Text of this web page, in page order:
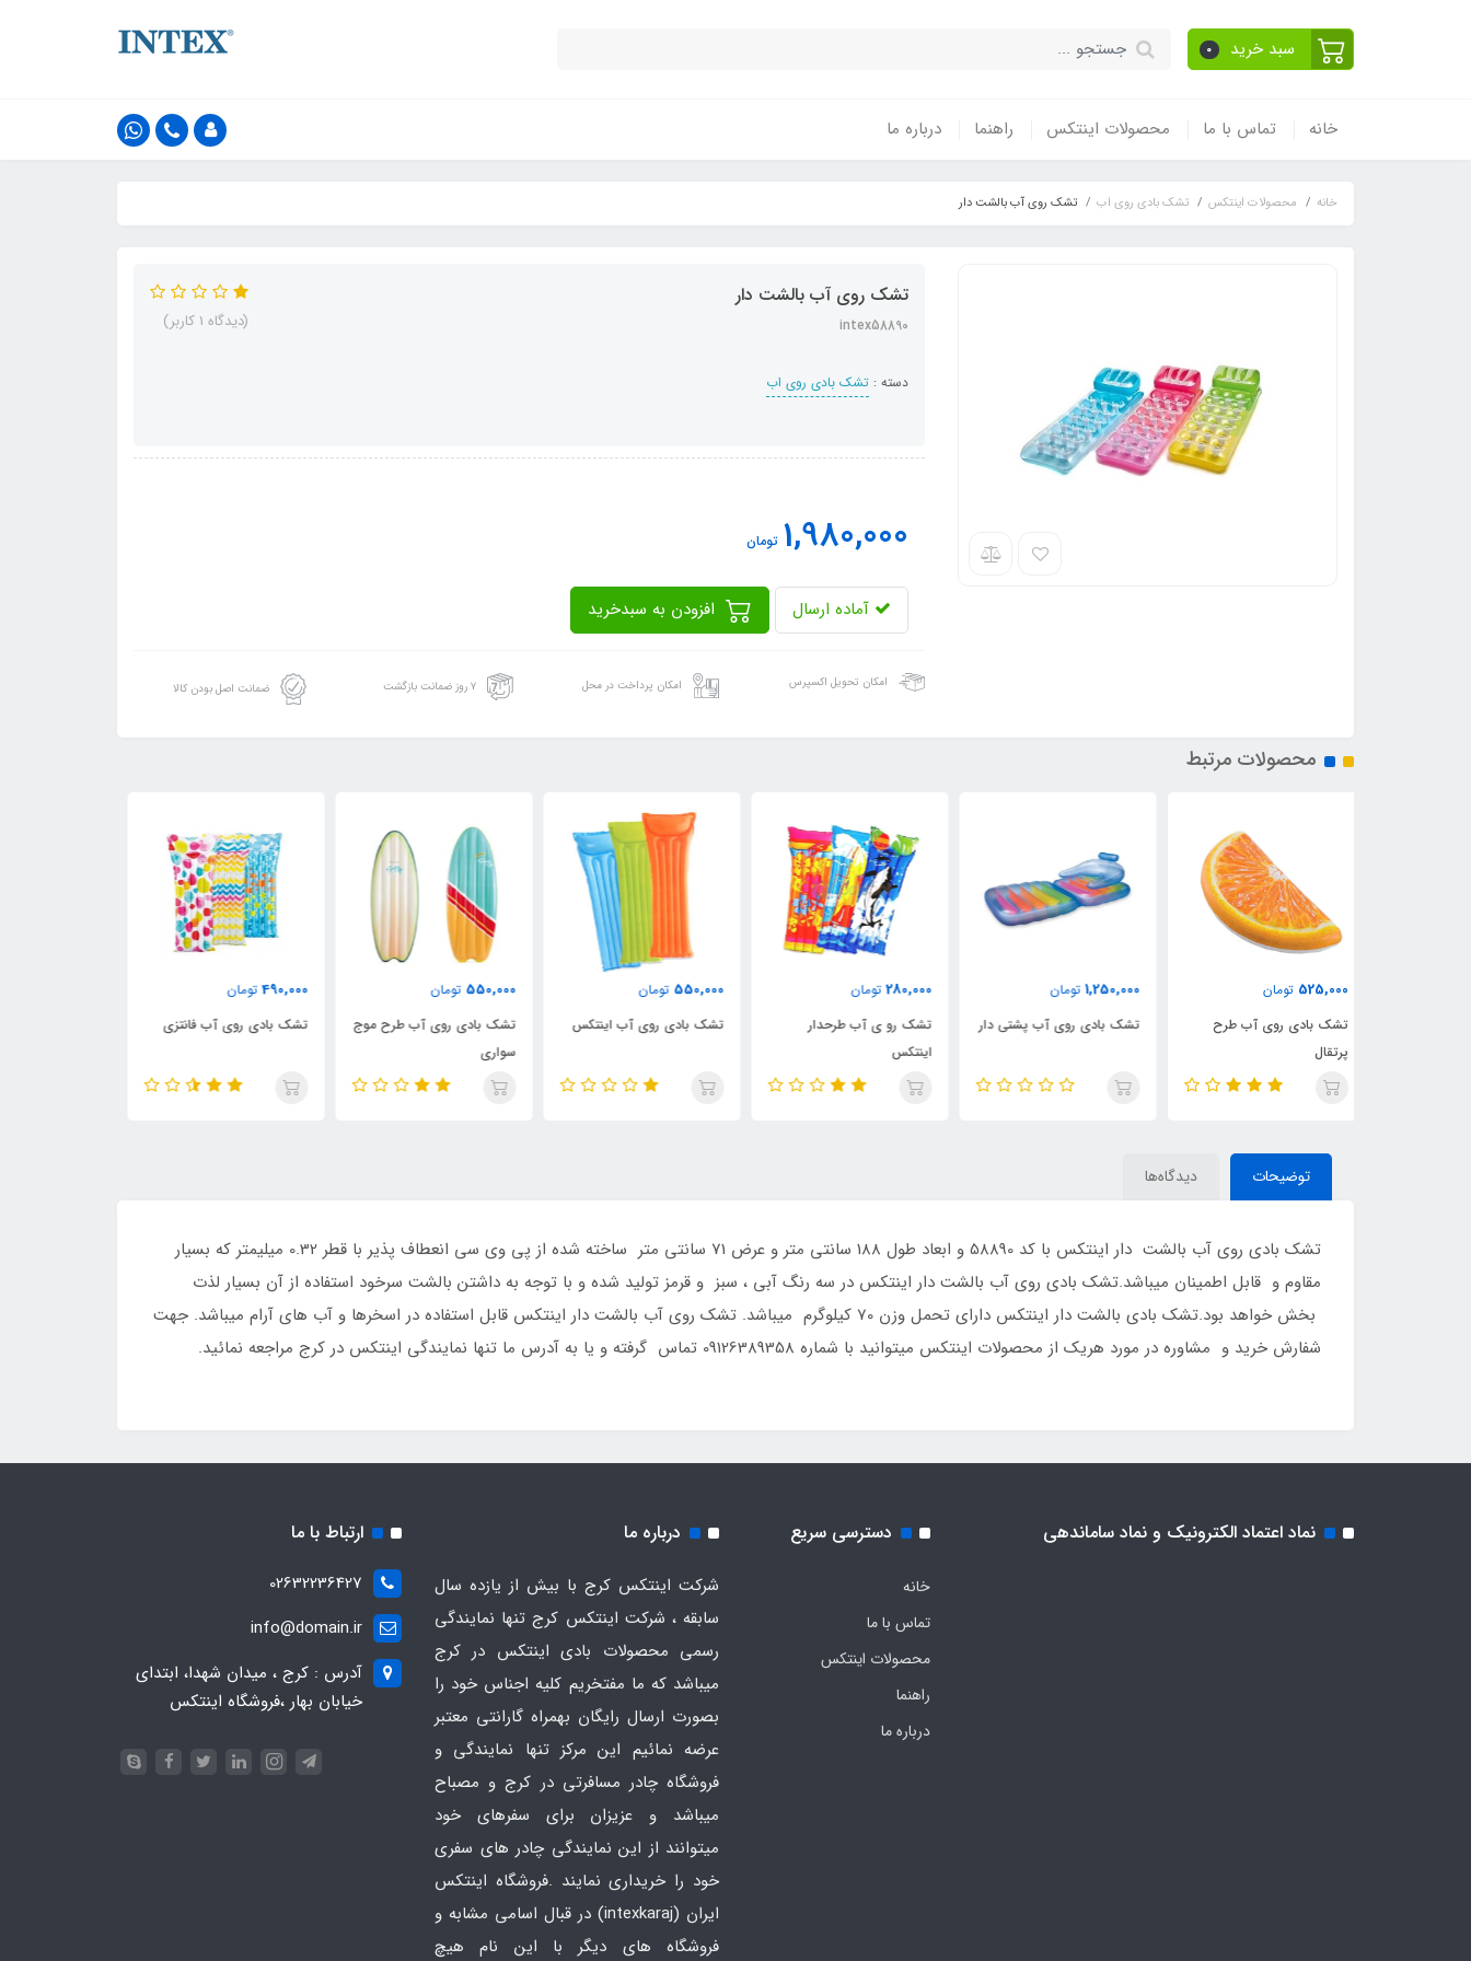
سبد خرید 0
خانه تماس با ما محصولات اینتکس راهنما درباره ما
خانه محصولات اینتکس تشک بادی روی اب تشک روی آب بالشت دار
تشک روی آب بالشت دار
intex58890
دسته : تشک بادی روی اب
(دیدگاه 1 کاربر)
1,980,000 تومان
آماده ارسال
امکان تحویل اکسپرس امکان پرداخت در محل ۷ روز ضمانت بازگشت ضمانت اصل بودن کالا
محصولات مرتبط
1,250,000 تومان
تشک بادی روی آب پشتی دار
280,000 تومان
تشک رو ی آب طرحدار
550,000 تومان
تشک بادی روی آب اینتکس
550,000 تومان
تشک بادی روی آب طرح موج
490,000 تومان
تشک بادی روی آب فانتزی
885,000 تومان
تشک صندلی روی آب
توضیحات دیدگاه‌ها
تشک بادی روی آب بالشت دار اینتکس با کد 58890 و ابعاد طول 188 سانتی متر و عرض 71 سانتی متر ساخته شده از پی وی سی انعطاف پذیر با قطر 0.32 میلیمتر که بسیار
مقاوم و قابل اطمینان میباشد.تشک بادی روی آب بالشت دار اینتکس در سه رنگ آبی ، سبز و قرمز تولید شده و با توجه به داشتن بالشت سرخود استفاده از آن بسیار لذت
بخش خواهد بود.تشک بادی بالشت دار اینتکس دارای تحمل وزن 70 کیلوگرم میباشد. تشک روی آب بالشت دار اینتکس قابل استفاده در اسخرها و آب های آرام میباشد. جهت
شفارش خرید و مشاوره در مورد هریک از محصولات اینتکس میتوانید با شماره 09126389358 تماس گرفته و یا به آدرس ما تنها نمایندگی اینتکس در کرج مراجعه نمائید.
نماد اعتماد الکترونیک و نماد ساماندهی دسترسی سریع
خانه
تماس با ما
محصولات اینتکس
راهنما
درباره ما
درباره ما
شرکت اینتکس کرج با بیش از یازده سال
سابقه ، شرکت اینتکس کرج تنها نمایندگی
رسمی محصولات بادی اینتکس در کرج
میباشد که ما مفتخریم کلیه اجناس خود را
بصورت ارسال رایگان بهمراه گارانتی معتبر
عرضه نمائیم این مرکز تنها نمایندگی و
فروشگاه چادر مسافرتی در کرج و مصباح
میباشد و عزیزان برای سفرهای خود
میتوانند از این نمایندگی چادر های سفری
خود را خریداری نمایند .فروشگاه اینتکس
ایران
(intexkaraj) در قبال اسامی مشابه و
فروشگاه های دیگر با این نام هیچ
ارتباط با ما
02632236427
info@domain.ir
آدرس : کرج ، میدان شهدا، ابتدای
خیابان بهار ،فروشگاه اینتکس